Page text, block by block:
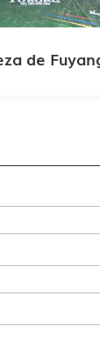
de